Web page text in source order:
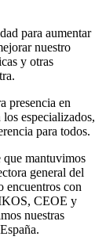
para aumentar
nuestro
y otras
presencia en
especializados,
para todos.
que mantuvimos
general del
encuentros con
CEOE y
nuestras